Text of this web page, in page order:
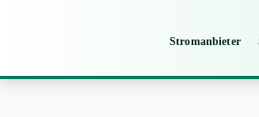
Stromanbieter